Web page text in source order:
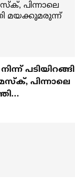
പടിയിറങ്ങി
പിന്നാലെ